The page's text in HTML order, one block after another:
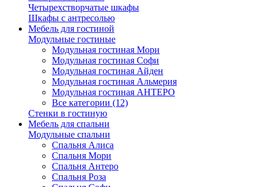
Четырехстворчатые шкафы
Шкафы с антресолью
Мебель для гостиной
Модульные гостиные
Модульная гостиная Мори
Модульная гостиная Софи
Модульная гостиная Айден
Модульная гостиная Альмерия
Модульная гостиная АНТЕРО
Все категории (12)
Стенки в гостиную
Мебель для спальни
Модульные спальни
Спальня Алиса
Спальня Мори
Спальня Антеро
Спальня Роза